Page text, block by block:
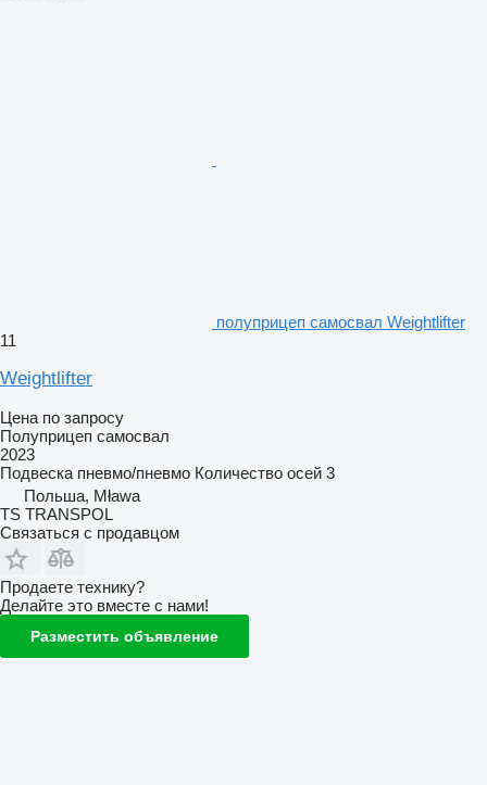
полуприцеп самосвал Weightlifter
11
Weightlifter
Цена по запросу
Полуприцеп самосвал
2023
Подвеска пневмо/пневмо Количество осей 3
Польша, Mława
TS TRANSPOL
Связаться с продавцом
Продаете технику?
Делайте это вместе с нами!
Разместить объявление